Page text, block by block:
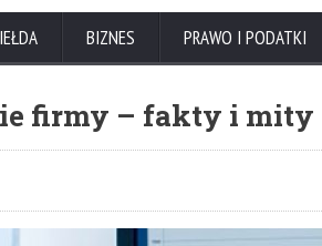
BIZNES PRAWO I PODATKI
firmy – fakty i mity